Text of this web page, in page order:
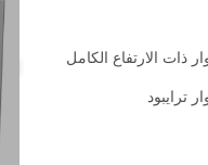
ذات الارتفاع الكامل
ترايبود